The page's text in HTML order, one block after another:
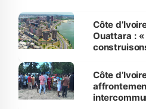
Côte
Ouattara :
Côte